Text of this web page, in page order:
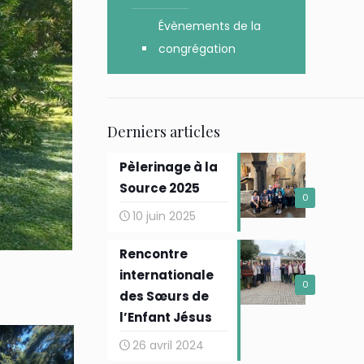
Évènements de la
congrégation
Derniers articles
0
Pèlerinage à la
Source 2025
10 juin 2025
0
Rencontre
internationale
des Sœurs de
l’Enfant Jésus
26 avril 2024